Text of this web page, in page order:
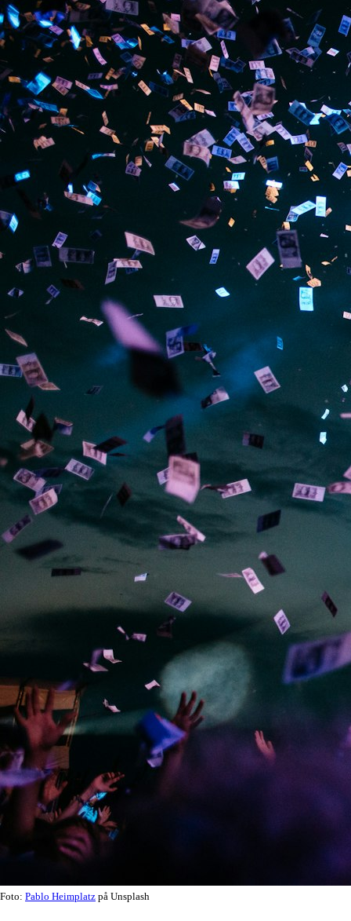
Foto: Pablo Heimplatz på Unsplash